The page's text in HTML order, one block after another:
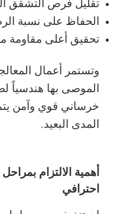
الحفاظ على نسبة
تحقيق أعلى مقاومة
وتستمر أعمال
الموصى بها
خرساني قوي وآمن
المدى البعيد.
أهمية الالتزام بمراحل
احترافي